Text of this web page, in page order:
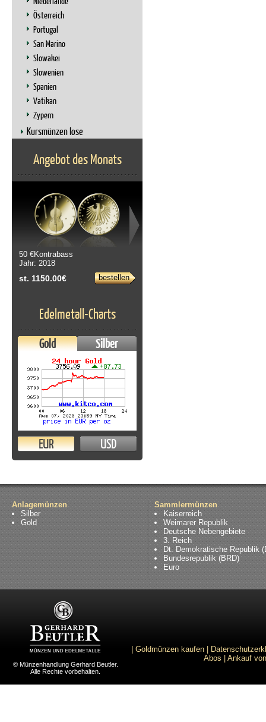
Österreich
Portugal
San Marino
Slowakei
Slowenien
Spanien
Vatikan
Zypern
Kursmünzen lose
Angebot des Monats
50 €Kontrabass
Jahr: 2018
st. 1150.00€ bestellen
Edelmetall-Charts
Gold Silber
EUR USD
Anlagemünzen
Silber
Gold
Sammlermünzen
Kaiserreich
Weimarer Republik
Deutsche Nebengebiete
3. Reich
Dt. Demokratische Republik
Bundesrepublik (BRD)
Euro
© Münzenhandlung Gerhard Beutler.
Alle Rechte vorbehalten.
Goldmünzen kaufen
Abos
Ankauf